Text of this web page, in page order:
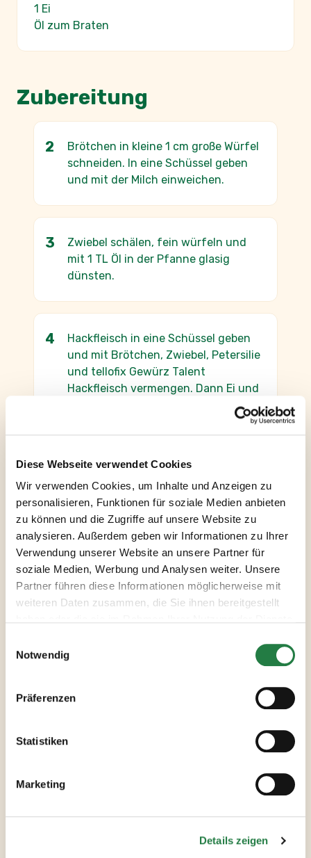
Diese Webseite verwendet Cookies
Wir verwenden Cookies, um Inhalte und Anzeigen zu
personalisieren, Funktionen für soziale Medien anbieten
zu können und die Zugriffe auf unsere Website zu
analysieren. Außerdem geben wir Informationen zu Ihrer
Verwendung unserer Website an unsere Partner für
soziale Medien, Werbung und Analysen weiter. Unsere
Partner führen diese Informationen möglicherweise mit
weiteren Daten zusammen, die Sie ihnen bereitgestellt
Notwendig
Präferenzen
Statistiken
Marketing
Details zeigen
1 Ei
Öl zum Braten
Zubereitung
Brötchen in kleine 1 cm große Würfel
schneiden. In eine Schüssel geben
und mit der Milch einweichen.
Zwiebel schälen, fein würfeln und
mit 1 TL Öl in der Pfanne glasig
dünsten.
Hackfleisch in eine Schüssel geben
und mit Brötchen, Zwiebel, Petersilie
und tellofix Gewürz Talent
Hackfleisch vermengen. Dann Ei und
Fleischmasse mit angefeuchteten
Händen zu Bällchen formen und
In einer beschichteten Pfanne mit
heißem Öl bei mittlerer Hitze
knusprig braun braten.TIPP:Dazu
passt perfekt ein leckerer
Kartoffelsalat oder ein cremiges
Kartoffelpüree.
Produkte
ALLE PRODUKTE ANSEHEN